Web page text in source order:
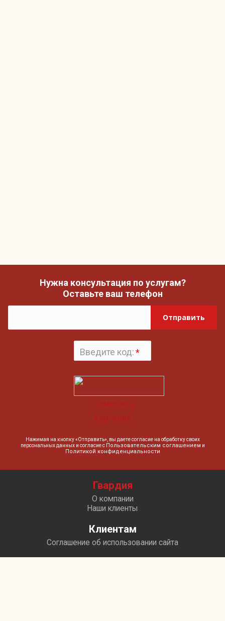
Нужна консультация по услугам?
Оставьте ваш телефон
Отправить
Введите код:*
Поменять
картинку
Нажимая на кнопку «Отправить», вы даете согласие на обработку своих
персональных данных и согласие с Пользовательским соглашением и
Политикой конфиденциальности
Гвардия
О компании
Наши клиенты
Клиентам
Соглашение об использовании сайта